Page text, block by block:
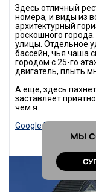
МЫ
В ВЫХОДНОЙ
CHATUCHAK
Атмосфера,
Здесь отличный
номера, и виды из
архитектурный
роскошного
улицы. Отдельное
бассейн, чья чаша
городом с 25-го
двигатель, плыть
А еще, здесь
заставляет
чем я.
Google Maps